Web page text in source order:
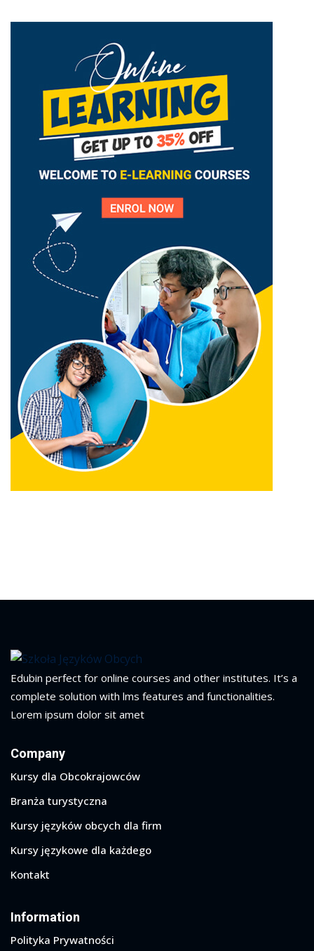
Edubin perfect for online courses and other institutes. It’s a
complete solution with lms features and functionalities.
Lorem ipsum dolor sit amet
Company
Kursy dla Obcokrajowców
Branża turystyczna
Kursy języków obcych dla firm
Kursy językowe dla każdego
Kontakt
Information
Polityka Prywatności